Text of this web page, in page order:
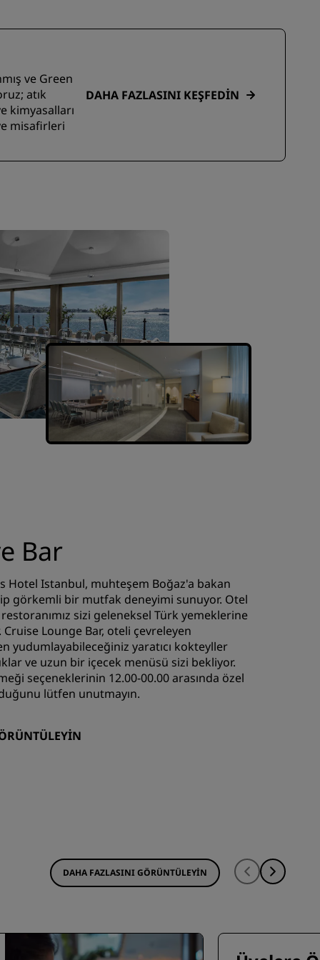
ve Green
atık
kimyasalları
misafirleri
DAHA FAZLASINI KEŞFEDIN
Bar
Hotel Istanbul, muhteşem Boğaz'a bakan
görkemli bir mutfak deneyimi sunuyor. Otel
sizi geleneksel Türk yemeklerine
Lounge Bar, oteli çevreleyen
yudumlayabileceğiniz yaratıcı kokteyller
ve uzun bir içecek menüsü sizi bekliyor.
seçeneklerinin 12.00-00.00 arasında özel
lütfen unutmayın.
DAHA FAZLASINI GÖRÜNTÜLEYIN